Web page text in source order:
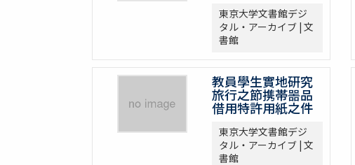
東京大学文書館デジ
タル・アーカイブ | 文
書館
教員學生實地研究
旅行之節携帯噐品
借用特許用紙之件
東京大学文書館デジ
タル・アーカイブ | 文
書館